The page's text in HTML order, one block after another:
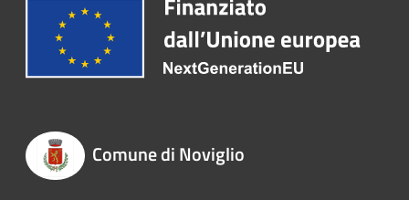
Comune di Noviglio